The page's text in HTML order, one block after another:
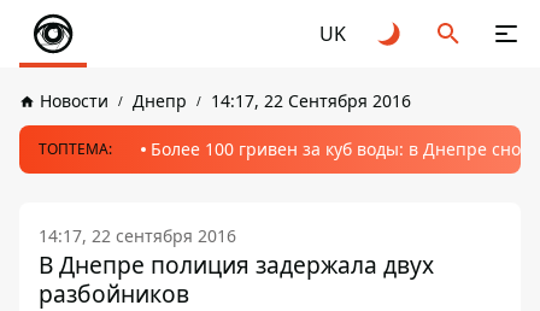
UK
Новости Днепр 14:17, 22 Сентября 2016
ТОПТЕМА: Более 100 гривен за куб воды: в Днепре
14:17, 22 сентября 2016
В Днепре полиция задержала двух
разбойников